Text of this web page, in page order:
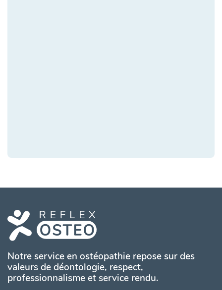
Notre service en ostéopathie repose sur des
valeurs de déontologie, respect,
professionnalisme et service rendu.